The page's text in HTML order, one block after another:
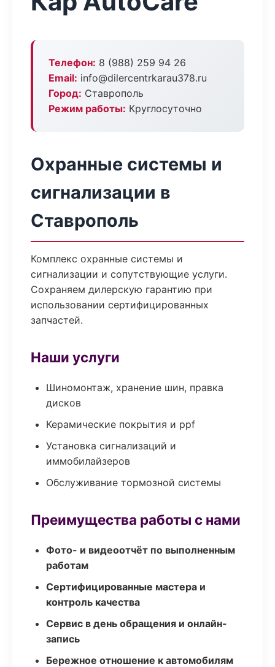
Телефон: 8 (988) 259 94 26
Email: info@dilercentrkarau378.ru
Город: Ставрополь
Режим работы: Круглосуточно
Охранные системы и
сигнализации в
Ставрополь
Комплекс охранные системы и
сигнализации и сопутствующие услуги.
Сохраняем дилерскую гарантию при
использовании сертифицированных
запчастей.
Наши услуги
Шиномонтаж, хранение шин, правка
дисков
Керамические покрытия и ppf
Установка сигнализаций и
иммобилайзеров
Обслуживание тормозной системы
Преимущества работы с нами
Фото- и видеоотчёт по выполненным
работам
Сертифицированные мастера и
контроль качества
Сервис в день обращения и онлайн-
запись
Бережное отношение к автомобилям